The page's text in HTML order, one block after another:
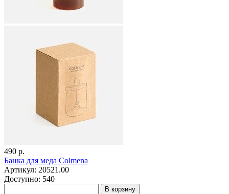
490 р.
Банка для меда Colmena
Артикул: 20521.00
Доступно: 540
В корзину